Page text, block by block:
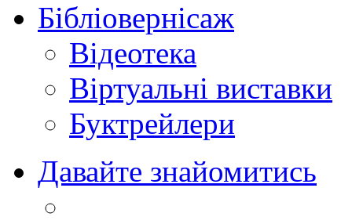
Бібліовернісаж
Відеотека
Віртуальні виставки
Буктрейлери
Давайте знайомитись